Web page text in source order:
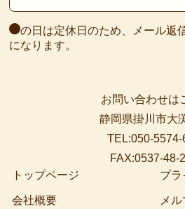
の日は定休日のため、メール返
になります。
お問い合わせは
静岡県掛川市大
TEL:050-5574-
FAX:0537-48-
トップページ
プラ
会社概要 メ